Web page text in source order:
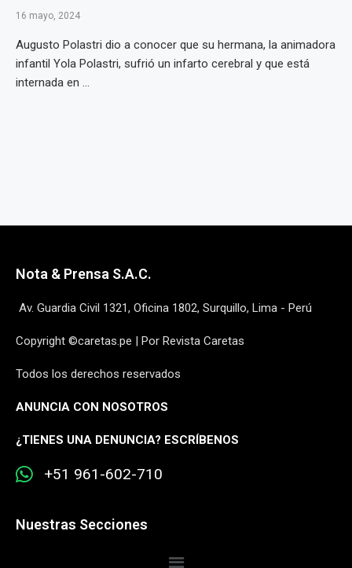
16 mayo, 2024
Augusto Polastri dio a conocer que su hermana, la animadora
infantil Yola Polastri, sufrió un infarto cerebral y que está
internada en ...
Nota & Prensa S.A.C.
Av. Guardia Civil 1321, Oficina 1802, Surquillo, Lima - Perú
Copyright ©caretas.pe | Por Revista Caretas
Todos los derechos reservados
ANUNCIA CON NOSOTROS
¿TIENES UNA DENUNCIA? ESCRÍBENOS
+51 961-602-710
Nuestras Secciones